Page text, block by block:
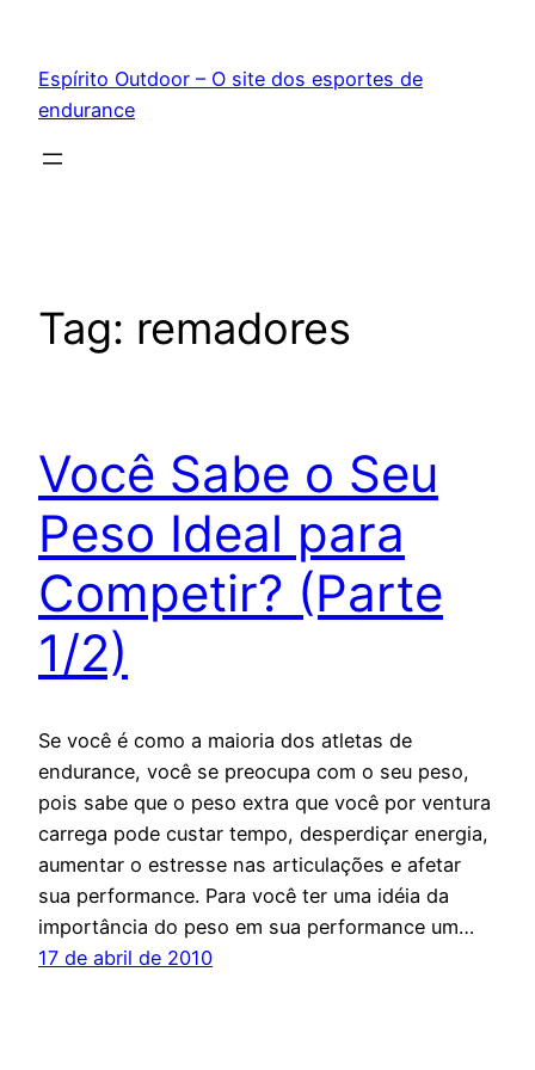
conteúdo
Espírito Outdoor – O site dos esportes de
endurance
Tag: remadores
Você Sabe o Seu
Peso Ideal para
Competir? (Parte
1/2)
Se você é como a maioria dos atletas de
endurance, você se preocupa com o seu peso,
pois sabe que o peso extra que você por ventura
carrega pode custar tempo, desperdiçar energia,
aumentar o estresse nas articulações e afetar
sua performance. Para você ter uma idéia da
importância do peso em sua performance um…
17 de abril de 2010